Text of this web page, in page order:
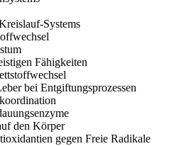
Systems
Fähigkeiten
bei Entgiftungsprozessen
den Körper
gegen Freie Radikale